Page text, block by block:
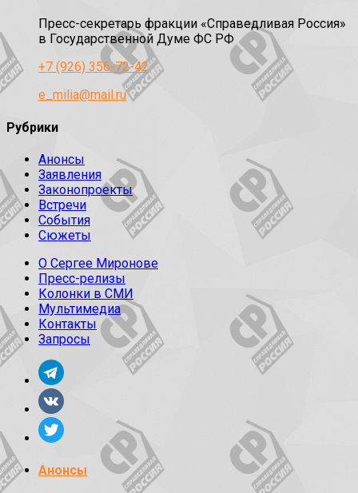
Пресс-секретарь фракции «Справедливая Россия»
в Государственной Думе ФС РФ
+7 (926) 356-72-42
e_milia@mail.ru
Рубрики
Анонсы
Заявления
Законопроекты
Встречи
События
Сюжеты
О Сергее Миронове
Пресс-релизы
Колонки в СМИ
Мультимедиа
Контакты
Запросы
Анонсы